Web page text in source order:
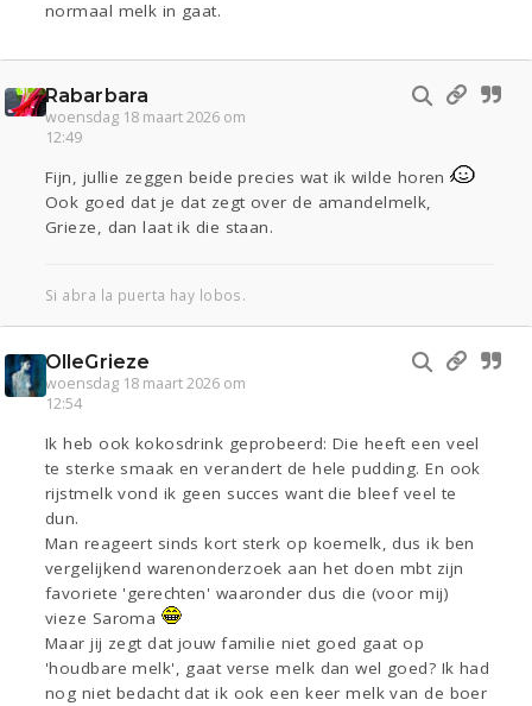
normaal melk in gaat.
Rabarbara
woensdag 18 maart 2026 om
12:49
Fijn, jullie zeggen beide precies wat ik wilde horen
Ook goed dat je dat zegt over de amandelmelk,
Grieze, dan laat ik die staan.
Si abra la puerta hay lobos.
OlleGrieze
woensdag 18 maart 2026 om
12:54
Ik heb ook kokosdrink geprobeerd: Die heeft een veel
te sterke smaak en verandert de hele pudding. En ook
rijstmelk vond ik geen succes want die bleef veel te
dun.
Man reageert sinds kort sterk op koemelk, dus ik ben
vergelijkend warenonderzoek aan het doen mbt zijn
favoriete 'gerechten' waaronder dus die (voor mij)
vieze Saroma
Maar jij zegt dat jouw familie niet goed gaat op
'houdbare melk', gaat verse melk dan wel goed? Ik had
nog niet bedacht dat ik ook een keer melk van de boer